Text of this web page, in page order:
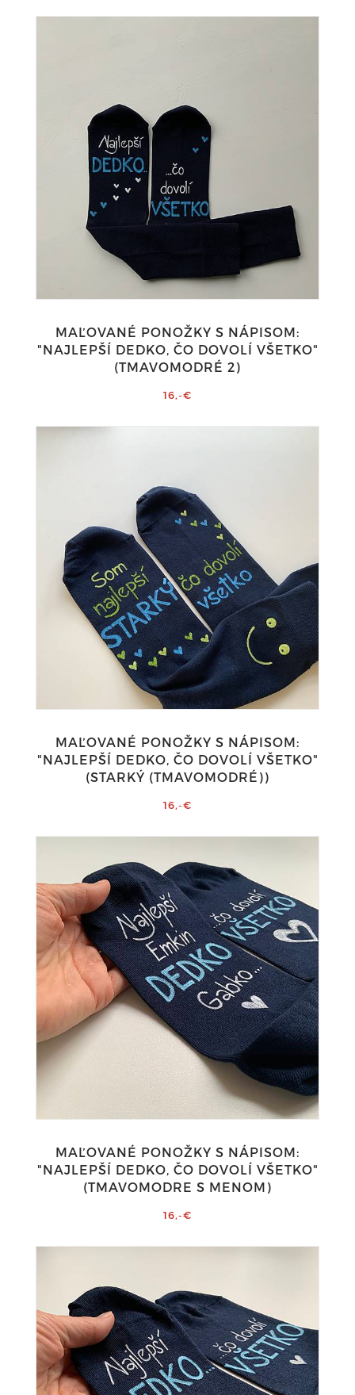
MAĽOVANÉ PONOŽKY S NÁPISOM:
"NAJLEPŠÍ DEDKO, ČO DOVOLÍ VŠETKO"
(TMAVOMODRÉ 2)
16,-€
MAĽOVANÉ PONOŽKY S NÁPISOM:
"NAJLEPŠÍ DEDKO, ČO DOVOLÍ VŠETKO"
(STARKÝ (TMAVOMODRÉ))
16,-€
MAĽOVANÉ PONOŽKY S NÁPISOM:
"NAJLEPŠÍ DEDKO, ČO DOVOLÍ VŠETKO"
(TMAVOMODRE S MENOM)
16,-€